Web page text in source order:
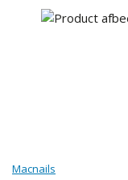
Macnails